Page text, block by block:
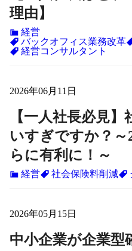
理由】
経営
バックオフィス業務改革
経営コンサルタント
2026年06月11日
【一人社長必見
いすぎですか？～
らに有利に！～
経営 社会保険料削減
2026年05月15日
中小企業が企業型